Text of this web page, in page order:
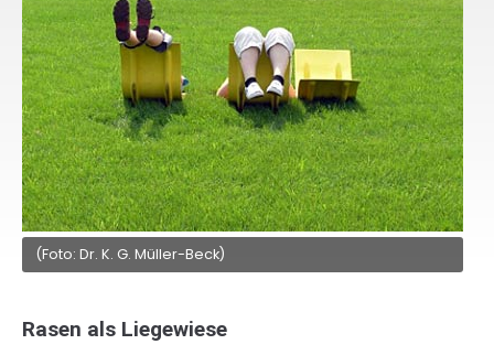
(Foto: Dr. K. G. Müller-Beck)
Rasen als Liegewiese